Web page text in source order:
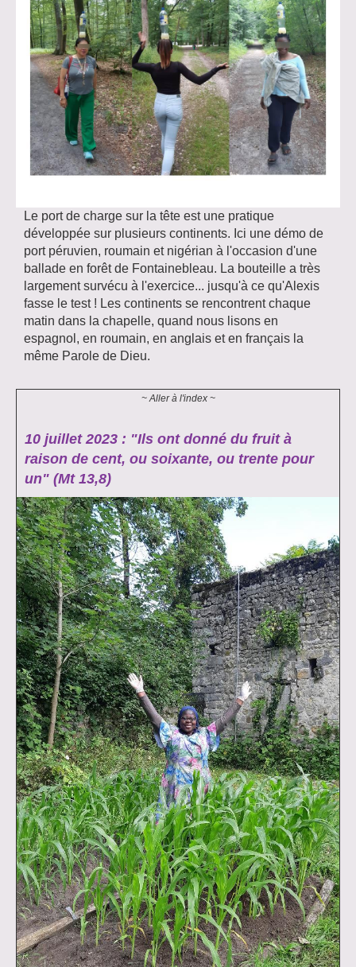
Le port de charge sur la tête est une pratique
développée sur plusieurs continents. Ici une démo de
port péruvien, roumain et nigérian à l'occasion d'une
ballade en forêt de Fontainebleau. La bouteille a très
largement survécu à l'exercice... jusqu'à ce qu'Alexis
fasse le test ! Les continents se rencontrent chaque
matin dans la chapelle, quand nous lisons en
espagnol, en roumain, en anglais et en français la
même Parole de Dieu.
~ Aller à l'index ~
10 juillet 2023 : "Ils ont donné du fruit à
raison de cent, ou soixante, ou trente pour
un" (Mt 13,8)